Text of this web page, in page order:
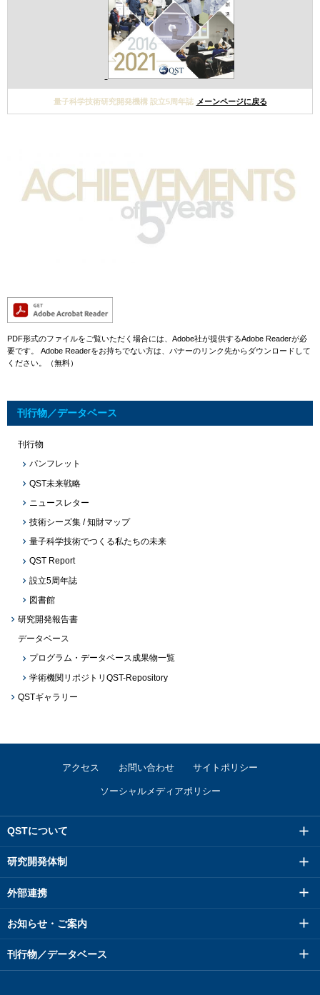
量子科学技術研究開発機構 設立5周年誌 メーンページ​に戻る
PDF形式のファイルをご覧いただく場合には、Adobe社が提供するAdobe Readerが必
要です。
Adobe Readerをお持ちでない方は、バナーのリンク先からダウンロードして
ください。（無料）
刊行物／データベース
刊行物
パンフレット
QST未来戦略
ニュースレター
技術シーズ集 / 知財マップ
量子科学技術でつくる私たちの未来
QST Report
設立5周年誌
図書館
研究開発報告書
データベース
プログラム・データベース成果物一覧
学術機関リポジトリQST-Repository
QSTギャラリー
アクセス お問い合わせ サイトポリシー
ソーシャルメディアポリシー
QSTについて
研究開発体制
外部連携
お知らせ・ご案内
刊行物／データベース